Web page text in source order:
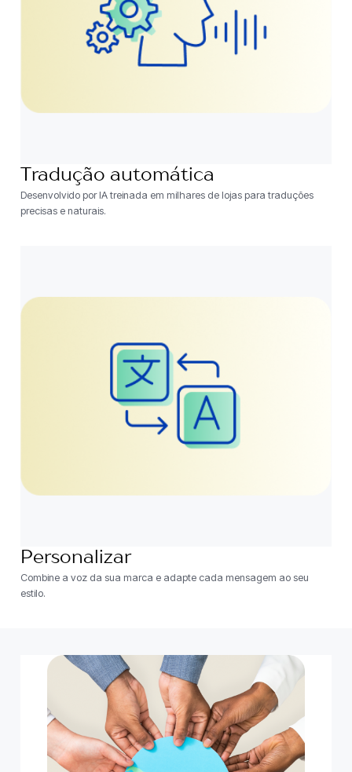
Tradução automática
Desenvolvido por IA treinada em milhares de lojas para traduções
precisas e naturais.
Personalizar
Combine a voz da sua marca e adapte cada mensagem ao seu
estilo.